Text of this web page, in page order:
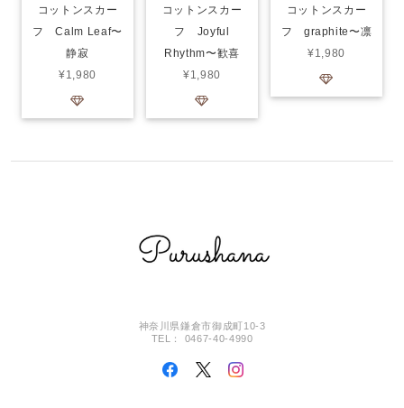
コットンスカー
フ Calm Leaf〜
静寂
¥1,980
コットンスカー
フ Joyful
Rhythm〜歓喜
¥1,980
コットンスカー
フ graphite〜凛
¥1,980
神奈川県鎌倉市御成町10-3
TEL： 0467-40-4990